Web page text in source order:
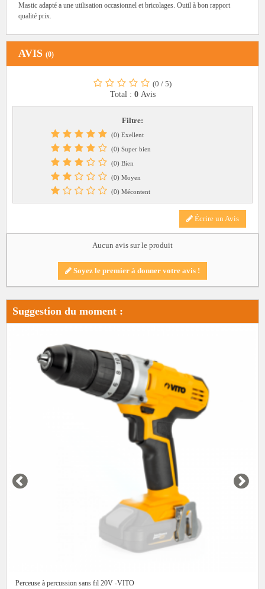
Mastic adapté a une utilisation occasionnel et bricolages. Outil à bon rapport
qualité prix.
AVIS (0)
(0 / 5)
Total : 0 Avis
Filtre:
(0) Exellent
(0) Super bien
(0) Bien
(0) Moyen
(0) Mécontent
Écrire un Avis
Aucun avis sur le produit
Soyez le premier à donner votre avis !
Suggestion du moment :
Perceuse à percussion sans fil 20V -VITO